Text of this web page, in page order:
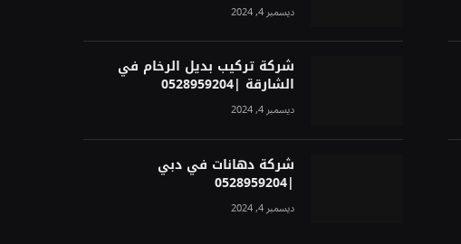
ديسمبر 4, 2024
شركة تركيب بديل الرخام في
الشارقة |0528959204
ديسمبر 4, 2024
شركة دهانات في دبي
|0528959204
ديسمبر 4, 2024